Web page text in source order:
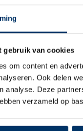
gebruik van cookies
om content en
Ook delen
analyse. Deze
verzameld op
Heren
Hoog
Leder
Staal